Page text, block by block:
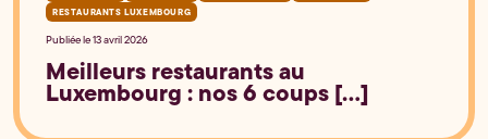
RESTAURANTS LUXEMBOURG
Publiée le 13 avril 2026
Meilleurs restaurants au
Luxembourg : nos 6 coups [...]